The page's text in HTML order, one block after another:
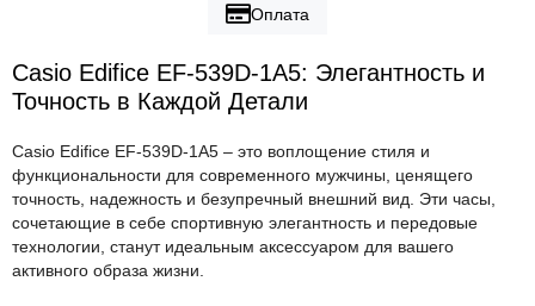
Оплата
Casio Edifice EF-539D-1A5: Элегантность и
Точность в Каждой Детали
Casio Edifice EF-539D-1A5 – это воплощение стиля и
функциональности для современного мужчины, ценящего
точность, надежность и безупречный внешний вид. Эти часы,
сочетающие в себе спортивную элегантность и передовые
технологии, станут идеальным аксессуаром для вашего
активного образа жизни.